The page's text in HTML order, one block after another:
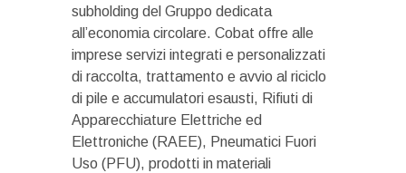
subholding del Gruppo dedicata
all’economia circolare. Cobat offre alle
imprese servizi integrati e personalizzati
di raccolta, trattamento e avvio al riciclo
di pile e accumulatori esausti, Rifiuti di
Apparecchiature Elettriche ed
Elettroniche (RAEE), Pneumatici Fuori
Uso (PFU), prodotti in materiali